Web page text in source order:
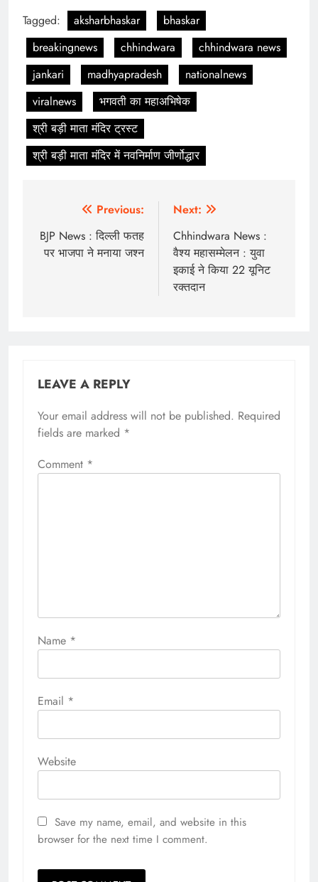
Tagged: aksharbhaskar
bhaskar
breakingnews
chhindwara
chhindwara news
jankari
madhyapradesh
nationalnews
viralnews
भगवती का महाअभिषेक
श्री बड़ी माता मंदिर ट्रस्ट
श्री बड़ी माता मंदिर में नवनिर्माण जीर्णोद्धार
navigation
Previous:
BJP News : दिल्ली फतह
पर भाजपा ने मनाया जश्न
Next:
Chhindwara News :
वैश्य महासम्मेलन : युवा
इकाई ने किया 22 यूनिट
रक्तदान
LEAVE A REPLY
Your email address will not be published. Required
fields are marked *
Comment *
Name *
Email *
Website
Save my name, email, and website in this
browser for the next time I comment.